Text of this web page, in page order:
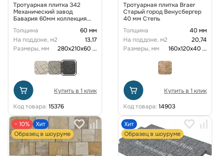
Тротуарная плитка 342
Механический завод
Бавария 60мм коллекция
Толщина
60 мм
На поддоне, м2
13,17
Размеры, мм
280х210х60...
Купить в 1 клик
Код товара: 15376
Тротуарная плитка Braer
Старый город Венусбергер
40 мм Степь
Толщина
40 мм
На поддоне, м2
20,74
Размеры, мм
160х120х40...
Купить в 1 клик
Код товара: 14903
− 10%
Хит
Образец в шоуруме
Хит
Образец в шоуруме